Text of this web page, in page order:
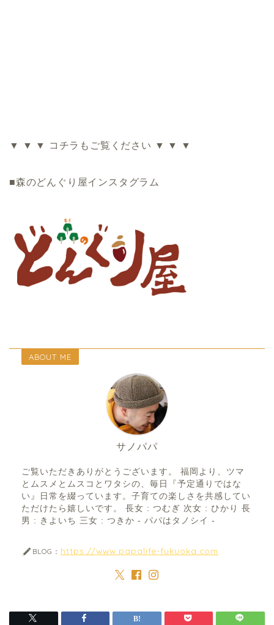
▼ ▼ ▼ コチラもご覧ください ▼ ▼ ▼
■森のどんぐり屋インスタグラム
ABOUT ME
サノパパ
ご覧いただきありがとうございます。 福岡より、ツマ
とムスメとムスコとワタシの、毎日『予定通りではな
い』日常を綴っています。子育ての楽しさを共感してい
ただけたら嬉しいです。 長女 : つむぎ 次女 : ひかり 長
男 : きよいち 三女 : つきか - パパはタノシイ -
BLOG： https://www.papalife-fukuoka.com